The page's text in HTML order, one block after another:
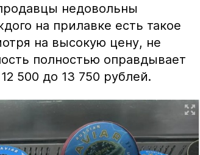
недовольны
на прилавке есть такое
на высокую цену, не
полностью оправдывает
500 до 13 750 рублей.